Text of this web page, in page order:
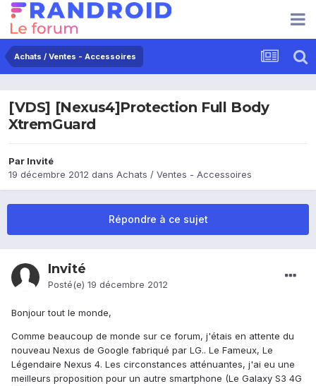
Achats / Ventes - Accessoires
[VDS] [Nexus4]Protection Full Body
XtremGuard
Par Invité
19 décembre 2012 dans Achats / Ventes - Accessoires
Répondre à ce sujet
Invité
Posté(e) 19 décembre 2012
Bonjour tout le monde,
Comme beaucoup de monde sur ce forum, j'étais en attente du
nouveau Nexus de Google fabriqué par LG.. Le Fameux, Le
Légendaire Nexus 4. Les circonstances atténuantes, j'ai eu une
meilleurs proposition pour un autre smartphone (Le Galaxy S3 4G